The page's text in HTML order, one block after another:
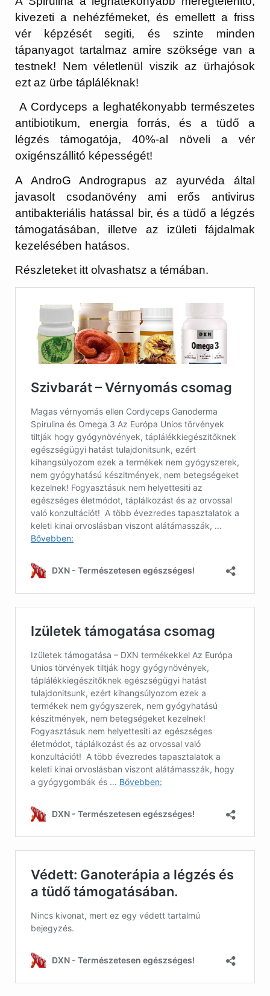
kivezeti a nehézfémeket, és emellett a friss
vér képzését segiti, és szinte minden
tápanyagot tartalmaz amire szöksége van a
testnek! Nem véletlenül viszik az ürhajósok
ezt az ürbe tápláléknak!
A Cordyceps a leghatékonyabb természetes
antibiotikum, energia forrás, és a tüdő a
légzés támogatója, 40%-al növeli a vér
oxigénszállitó képességét!
A AndroG Andrograpus az ayurvéda által
javasolt csodanövény ami erős antivirus
antibakteriális hatással bir, és a tüdő a légzés
támogatásában, illetve az izületi fájdalmak
kezelésében hatásos.
Részleteket itt olvashatsz a témában.